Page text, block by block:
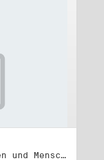
Titel: Initiative Frieden und Menschenrechte (3)